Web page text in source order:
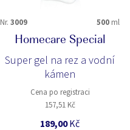
Nr. 3009 500 ml
Homecare Special
Super gel na rez a vodní
kámen
Cena po registraci
157,51 Kč
189,00Kč